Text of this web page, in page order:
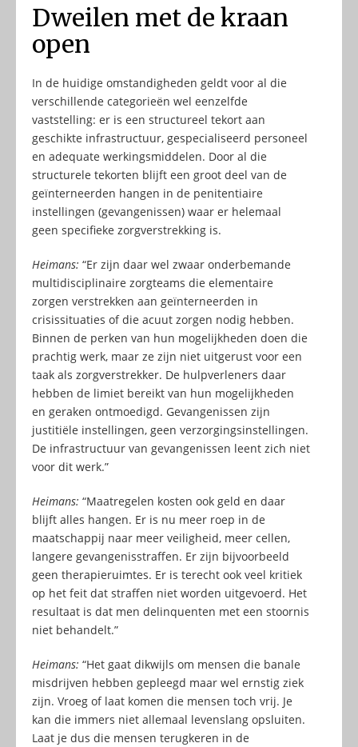
Dweilen met de kraan
open
In de huidige omstandigheden geldt voor al die
verschillende categorieën wel eenzelfde
vaststelling: er is een structureel tekort aan
geschikte infrastructuur, gespecialiseerd personeel
en adequate werkingsmiddelen. Door al die
structurele tekorten blijft een groot deel van de
geïnterneerden hangen in de penitentiaire
instellingen (gevangenissen) waar er helemaal
geen specifieke zorgverstrekking is.
Heimans: “Er zijn daar wel zwaar onderbemande
multidisciplinaire zorgteams die elementaire
zorgen verstrekken aan geïnterneerden in
crisissituaties of die acuut zorgen nodig hebben.
Binnen de perken van hun mogelijkheden doen die
prachtig werk, maar ze zijn niet uitgerust voor een
taak als zorgverstrekker. De hulpverleners daar
hebben de limiet bereikt van hun mogelijkheden
en geraken ontmoedigd. Gevangenissen zijn
justitiële instellingen, geen verzorgingsinstellingen.
De infrastructuur van gevangenissen leent zich niet
voor dit werk.”
Heimans: “Maatregelen kosten ook geld en daar
blijft alles hangen. Er is nu meer roep in de
maatschappij naar meer veiligheid, meer cellen,
langere gevangenisstraffen. Er zijn bijvoorbeeld
geen therapieruimtes. Er is terecht ook veel kritiek
op het feit dat straffen niet worden uitgevoerd. Het
resultaat is dat men delinquenten met een stoornis
niet behandelt.”
Heimans: “Het gaat dikwijls om mensen die banale
misdrijven hebben gepleegd maar wel ernstig ziek
zijn. Vroeg of laat komen die mensen toch vrij. Je
kan die immers niet allemaal levenslang opsluiten.
Laat je dus die mensen terugkeren in de